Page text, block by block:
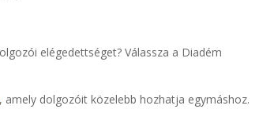
elégedettséget? Válassza a Diadém
, amely dolgozóit közelebb hozhatja egymáshoz.